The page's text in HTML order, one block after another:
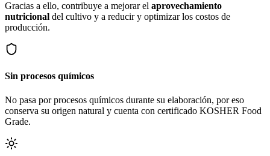
Gracias a ello, contribuye a mejorar el aprovechamiento
nutricional del cultivo y a reducir y optimizar los costos de
producción.
Sin procesos químicos
No pasa por procesos químicos durante su elaboración, por eso
conserva su origen natural y cuenta con certificado KOSHER Food
Grade.